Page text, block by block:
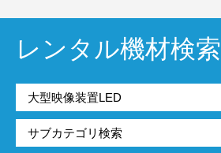
レンタル機材検索